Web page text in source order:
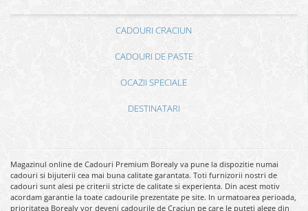
CADOURI CRACIUN
CADOURI DE PASTE
OCAZII SPECIALE
DESTINATARI
Magazinul online de Cadouri Premium Borealy va pune la dispozitie numai
cadouri si bijuterii cea mai buna calitate garantata. Toti furnizorii nostri de
cadouri sunt alesi pe criterii stricte de calitate si experienta. Din acest motiv
acordam garantie la toate cadourile prezentate pe site. In urmatoarea perioada,
prioritatea Borealy vor deveni cadourile de Craciun pe care le puteti alege din